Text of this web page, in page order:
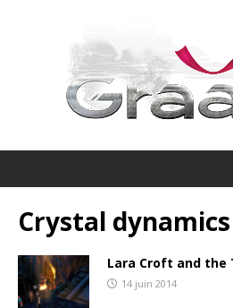
Crystal dynamics
Lara Croft and the
14 juin 2014